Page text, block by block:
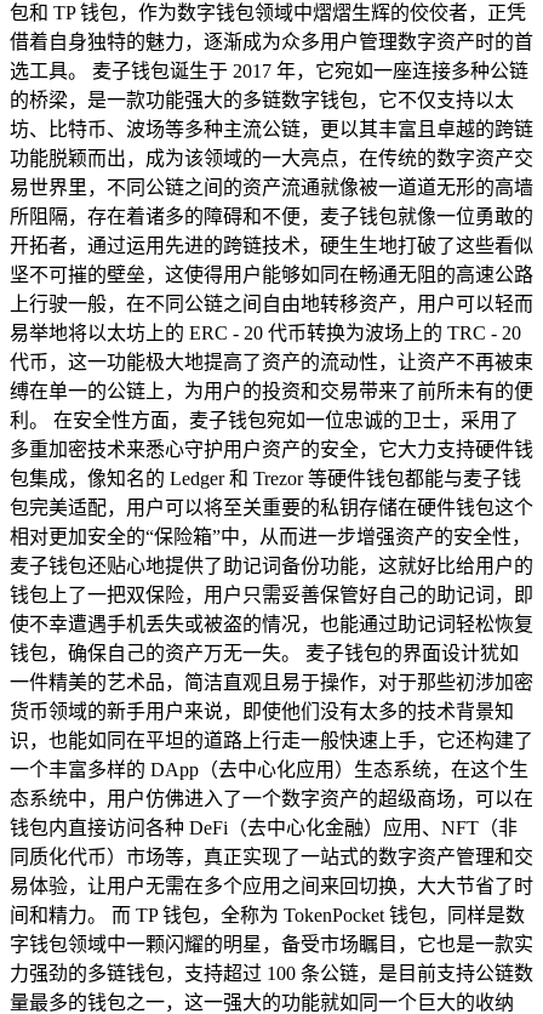
包和 TP 钱包，作为数字钱包领域中熠熠生辉的佼佼者，正凭
借着自身独特的魅力，逐渐成为众多用户管理数字资产时的首
选工具。 麦子钱包诞生于 2017 年，它宛如一座连接多种公链
的桥梁，是一款功能强大的多链数字钱包，它不仅支持以太
坊、比特币、波场等多种主流公链，更以其丰富且卓越的跨链
功能脱颖而出，成为该领域的一大亮点，在传统的数字资产交
易世界里，不同公链之间的资产流通就像被一道道无形的高墙
所阻隔，存在着诸多的障碍和不便，麦子钱包就像一位勇敢的
开拓者，通过运用先进的跨链技术，硬生生地打破了这些看似
坚不可摧的壁垒，这使得用户能够如同在畅通无阻的高速公路
上行驶一般，在不同公链之间自由地转移资产，用户可以轻而
易举地将以太坊上的 ERC - 20 代币转换为波场上的 TRC - 20
代币，这一功能极大地提高了资产的流动性，让资产不再被束
缚在单一的公链上，为用户的投资和交易带来了前所未有的便
利。 在安全性方面，麦子钱包宛如一位忠诚的卫士，采用了
多重加密技术来悉心守护用户资产的安全，它大力支持硬件钱
包集成，像知名的 Ledger 和 Trezor 等硬件钱包都能与麦子钱
包完美适配，用户可以将至关重要的私钥存储在硬件钱包这个
相对更加安全的“保险箱”中，从而进一步增强资产的安全性，
麦子钱包还贴心地提供了助记词备份功能，这就好比给用户的
钱包上了一把双保险，用户只需妥善保管好自己的助记词，即
使不幸遭遇手机丢失或被盗的情况，也能通过助记词轻松恢复
钱包，确保自己的资产万无一失。 麦子钱包的界面设计犹如
一件精美的艺术品，简洁直观且易于操作，对于那些初涉加密
货币领域的新手用户来说，即使他们没有太多的技术背景知
识，也能如同在平坦的道路上行走一般快速上手，它还构建了
一个丰富多样的 DApp（去中心化应用）生态系统，在这个生
态系统中，用户仿佛进入了一个数字资产的超级商场，可以在
钱包内直接访问各种 DeFi（去中心化金融）应用、NFT（非
同质化代币）市场等，真正实现了一站式的数字资产管理和交
易体验，让用户无需在多个应用之间来回切换，大大节省了时
间和精力。 而 TP 钱包，全称为 TokenPocket 钱包，同样是数
字钱包领域中一颗闪耀的明星，备受市场瞩目，它也是一款实
力强劲的多链钱包，支持超过 100 条公链，是目前支持公链数
量最多的钱包之一，这一强大的功能就如同一个巨大的收纳